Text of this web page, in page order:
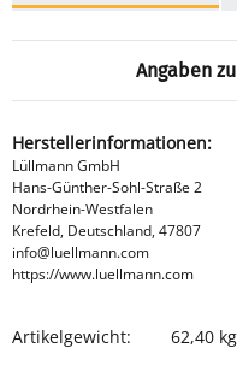
Angaben
Herstellerinformationen:
Lüllmann GmbH
Hans-Günther-Sohl-Straße 2
Nordrhein-Westfalen
Krefeld, Deutschland, 47807
info@luellmann.com
https://www.luellmann.com
Produkteigenschaft
Wert
Artikelgewicht: 62,40 kg